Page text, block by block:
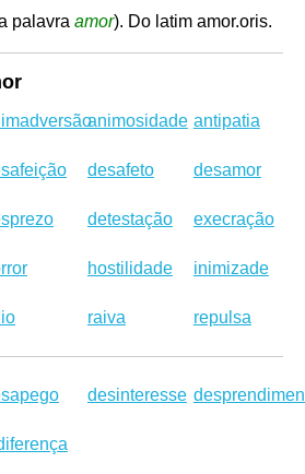
palavra amor). Do latim amor.oris.
animosidade antipatia
desafeto desamor
detestação execração
hostilidade inimizade
raiva repulsa
desinteresse